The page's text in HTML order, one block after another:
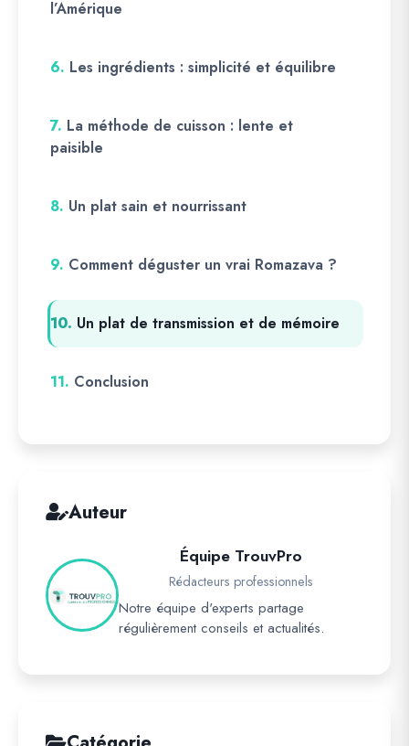
l’Amérique
6. Les ingrédients : simplicité et équilibre
7. La méthode de cuisson : lente et
paisible
8. Un plat sain et nourrissant
9. Comment déguster un vrai Romazava ?
10. Un plat de transmission et de mémoire
11. Conclusion
Auteur
Équipe TrouvPro
Rédacteurs professionnels
Notre équipe d'experts partage
régulièrement conseils et actualités.